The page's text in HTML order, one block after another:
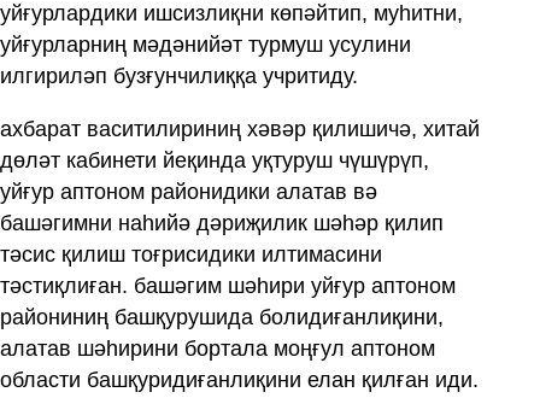
уйғурлардики ишсизлиқни көпәйтип, муһитни,
уйғурларниң мәдәнийәт турмуш усулини
илгириләп бузғунчилиққа учритиду.
ахбарат васитилириниң хәвәр қилишичә, хитай
дөләт кабинети йеқинда уқтуруш чүшүрүп,
уйғур аптоном районидики алатав вә
башәгимни наһийә дәриҗилик шәһәр қилип
тәсис қилиш тоғрисидики илтимасини
тәстиқлиған. башәгим шәһири уйғур аптоном
райониниң башқурушида болидиғанлиқини,
алатав шәһирини бортала моңғул аптоном
области башқуридиғанлиқини елан қилған иди.